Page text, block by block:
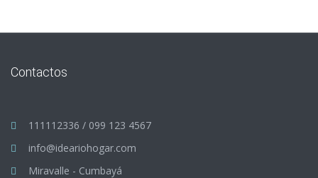
Contactos
111112336 / 099 123 4567
info@ideariohogar.com
Miravalle - Cumbayá